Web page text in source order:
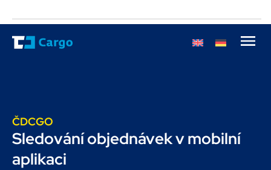
ČDCGO
Sledování objednávek v mobilní
aplikaci